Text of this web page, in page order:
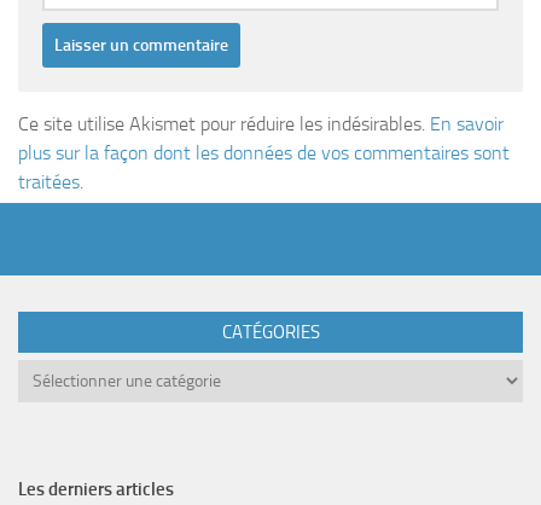
Ce site utilise Akismet pour réduire les indésirables. En savoir
plus sur la façon dont les données de vos commentaires sont
traitées
CATÉGORIES
Catégories
Les derniers articles